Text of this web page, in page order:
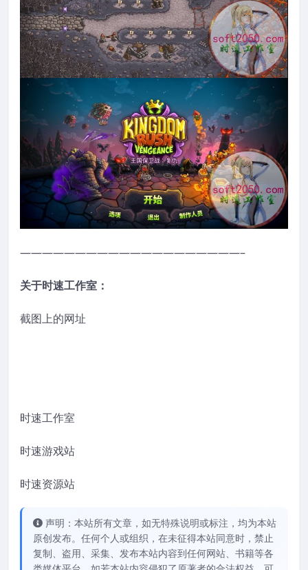
————————————————————–
关于时速工作室：
截图上的网址
时速工作室
时速游戏站
时速资源站
声明：本站所有文章，如无特殊说明或标注，均为本站
原创发布。任何个人或组织，在未征得本站同意时，禁止
复制、盗用、采集、发布本站内容到任何网站、书籍等各